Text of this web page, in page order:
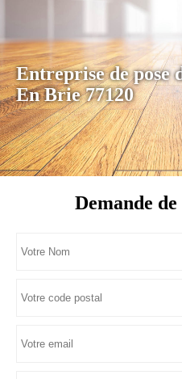
Entreprise de pose
En Brie 77120
Demande